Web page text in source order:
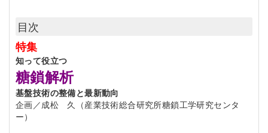
目次
特集
知って役立つ
糖鎖解析
基盤技術の整備と最新動向
企画／成松 久（産業技術総合研究所糖鎖工学研究センタ
ー）